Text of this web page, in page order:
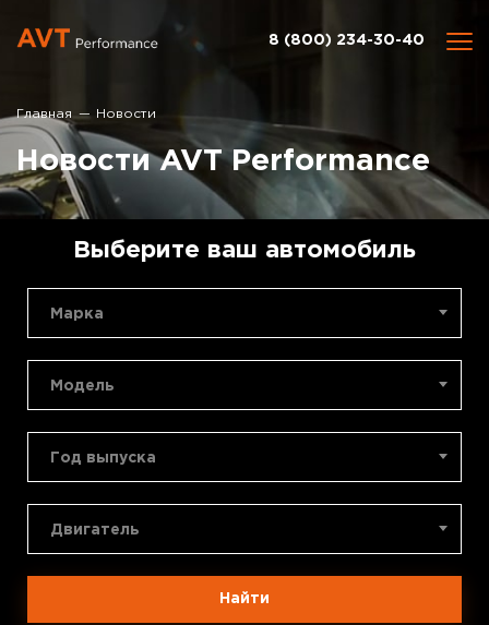
8 (800) 234-30-40
Главная Новости
Новости AVT Performance
Выберите ваш автомобиль
Марка
Модель
Год выпуска
Двигатель
Найти